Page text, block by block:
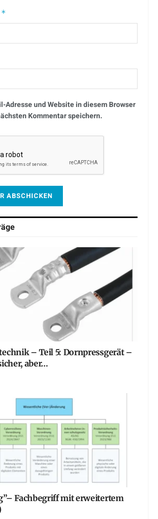
*
Adresse und Website in diesem Browser
Kommentar speichern.
– Teil 5: Dornpressgerät –
aber…
Fachbegriff mit erweitertem